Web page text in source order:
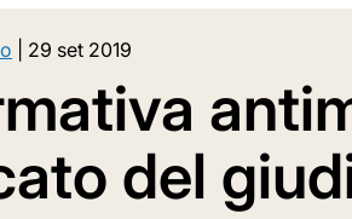
29 set 2019
del